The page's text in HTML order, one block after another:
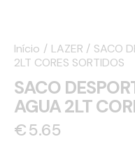
Início LAZER
SACO
2LT CORES SORTIDOS
SACO
AGUA 2LT
€5.65